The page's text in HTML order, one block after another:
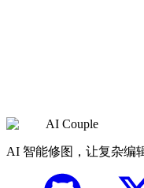
JPG、PNG 与 WebP
AI Couple
AI 智能修图，让复杂编